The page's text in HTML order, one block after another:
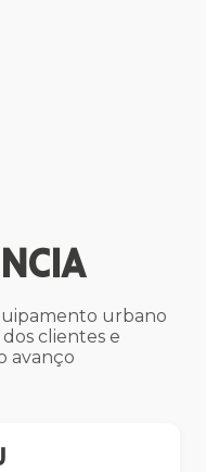
urbano
clientes e
avanço